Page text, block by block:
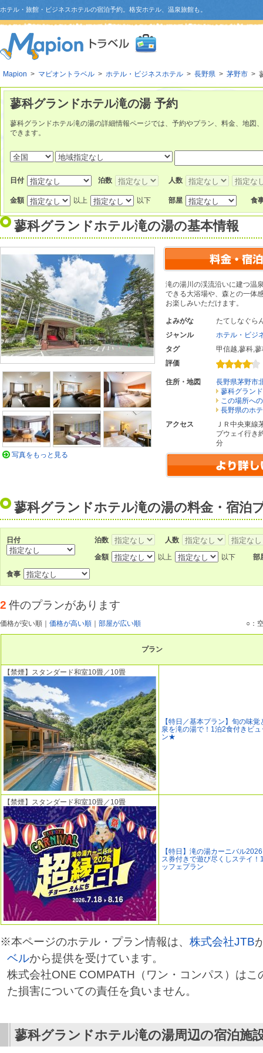
ホテル・旅館・ビジネスホテルの宿泊予約。格安ホテル、温泉旅館も。
Mapion > マピオントラベル > ホテル・ビジネスホテル > 長野県 > 茅野市 >
蓼科グランドホテル滝の湯 予約
蓼科グランドホテル滝の湯の詳細情報ページでは、予約やプラン、料金、地図
できます。
日付 泊数 人数
金額 以上 以下 部屋 食
蓼科グランドホテル滝の湯の基本情報
滝の湯川の渓流沿いに建つ温
できる大浴場や、森との一体
お楽しみいただけます。
よみがな
たてしなぐら
ジャンル
ホテル・ビジ
タグ
甲信越,蓼科,
評価
住所・地図
長野県茅野市
蓼科グラン
この場所へ
長野県のホ
アクセス
ＪＲ中央東線
プウェイ行き
分
写真をもっと見る
蓼科グランドホテル滝の湯の料金・宿泊
日付 泊数 人数
金額 以上 以下 部
食事
2 件のプランがあります
価格が安い順 価格が高い順 部屋が広い順 ○：
プラン
【禁煙】スタンダード和室10畳／10畳
【特日／基本プラン】旬の味
泉を滝の湯で！1泊2食付きビ
ン★
【禁煙】スタンダード和室10畳／10畳
【特日】滝の湯カーニバル
ス券付きで遊び尽くしステイ！
ッフェプラン
※本ページのホテル・プラン情報は、 株式会社JTB
ベルから提供を受けています。
株式会社ONE COMPATH（ワン・コンパス）はこ
た損害についての責任を負いません。
蓼科グランドホテル滝の湯周辺の宿泊施